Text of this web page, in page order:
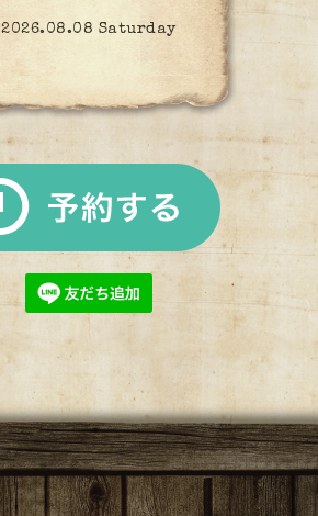
2026.08.08 Saturday